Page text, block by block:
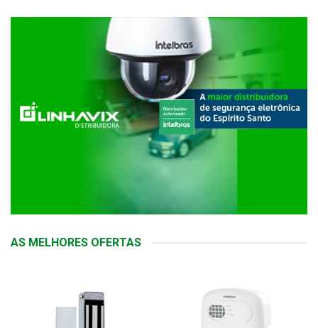
AS MELHORES OFERTAS